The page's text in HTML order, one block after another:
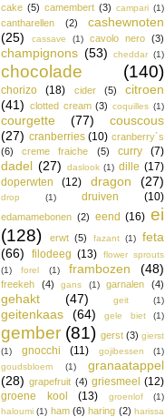
cake (5) camembert (3) campari (1)
cantharellen (2)
cashewnoten
(25)
cassave (1) cavolo nero (3)
champignons (53) cheddar (1)
chocolade (140)
chorizo (18) cider (5)
citroen
(41) clotted cream (3) coquilles (1)
courgette (77)
couscous
(27) cranberries (10) cranberry´s
(6)
creme fraiche (5) curry (7)
dadel (27) daslook (1) dille (17)
doperwten
(12) dragon (27)
drop (1) druiven (10)
edamamebonen (2) eend (16) ei
(128)
erwt (5) fazant (1)
feta
(66)
filodeeg (13)
flower sprouts
(1)
forel (1) frambozen (48)
freekeh (4) gans (1) garnalen (4)
gehakt (47) geit (1)
geitenkaas (64) gele biet (1)
gember (81) gerst (3) gierst
(1)
gnocchi (11) gojibessen
(1)
goudsbloem
(1)
granaatappel
(28) grapefruit (4) griesmeel (12)
groene kool
(13) groenlof
(1)
haloumi (1) ham (6) haring (2) harissa